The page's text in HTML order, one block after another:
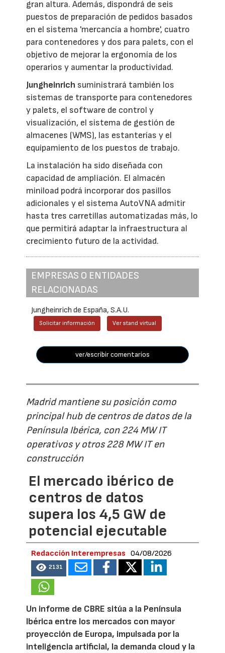
gran altura. Además, dispondrá de seis
puestos de preparación de pedidos basados
en el sistema 'mercancía a hombre', cuatro
para contenedores y dos para palets, con el
objetivo de mejorar la ergonomía de los
operarios y aumentar la productividad.
Jungheinrich suministrará también los
sistemas de transporte para contenedores
y palets, el software de control y
visualización, el sistema de gestión de
almacenes (WMS), las estanterías y el
equipamiento de los puestos de trabajo.
La instalación ha sido diseñada con
capacidad de ampliación. El almacén
miniload podrá incorporar dos pasillos
adicionales y el sistema AutoVNA admitir
hasta tres carretillas automatizadas más, lo
que permitirá adaptar la infraestructura al
crecimiento futuro de la actividad.
EMPRESAS O ENTIDADES
RELACIONADAS
Jungheinrich de España, S.A.U.
Solicitar información Ver stand virtual
ver/escribir comentarios
Madrid mantiene su posición como
principal hub de centros de datos de la
Península Ibérica, con 224 MW IT
operativos y otros 228 MW IT en
construcción
El mercado ibérico de
centros de datos
supera los 4,5 GW de
potencial ejecutable
Redacción Interempresas 04/08/2026
2131
Un informe de CBRE sitúa a la Península
Ibérica entre los mercados con mayor
proyección de Europa, impulsada por la
inteligencia artificial, la demanda cloud y la